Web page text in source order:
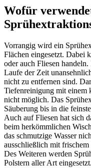
Wofür
Vorrangig wird ein
Flächen eingesetzt. Dabei
oder auch Fliesen
Laufe der Zeit
nicht zu entfernen sind.
Tiefenreinigung mit einem
nicht möglich. Das
Säuberung bis in die
Auch auf Fliesen hat sich
beim herkömmlichen
das schmutzige Wasser
ausschließlich mit frischem
Des Weiteren werden
Polstern aller Art eingesetzt.